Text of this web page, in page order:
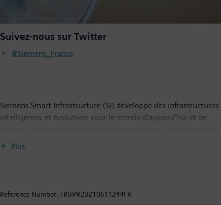
Suivez-nous sur Twitter
@Siemens_France
Siemens Smart Infrastructure (SI) développe des infrastructures
intelligentes et évolutives pour le monde d’aujourd’hui et de
et participe au progrès de la société tout en contribuant à la
Plus
Reference Number: FRSIPR20210611244FR